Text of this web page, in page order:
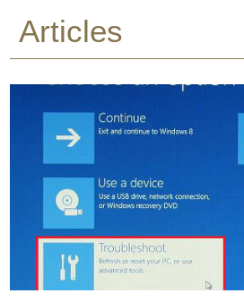
Articles